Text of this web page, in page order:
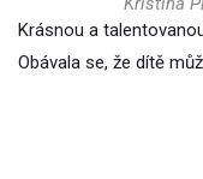
Krásnou a
Obávala se, že dítě